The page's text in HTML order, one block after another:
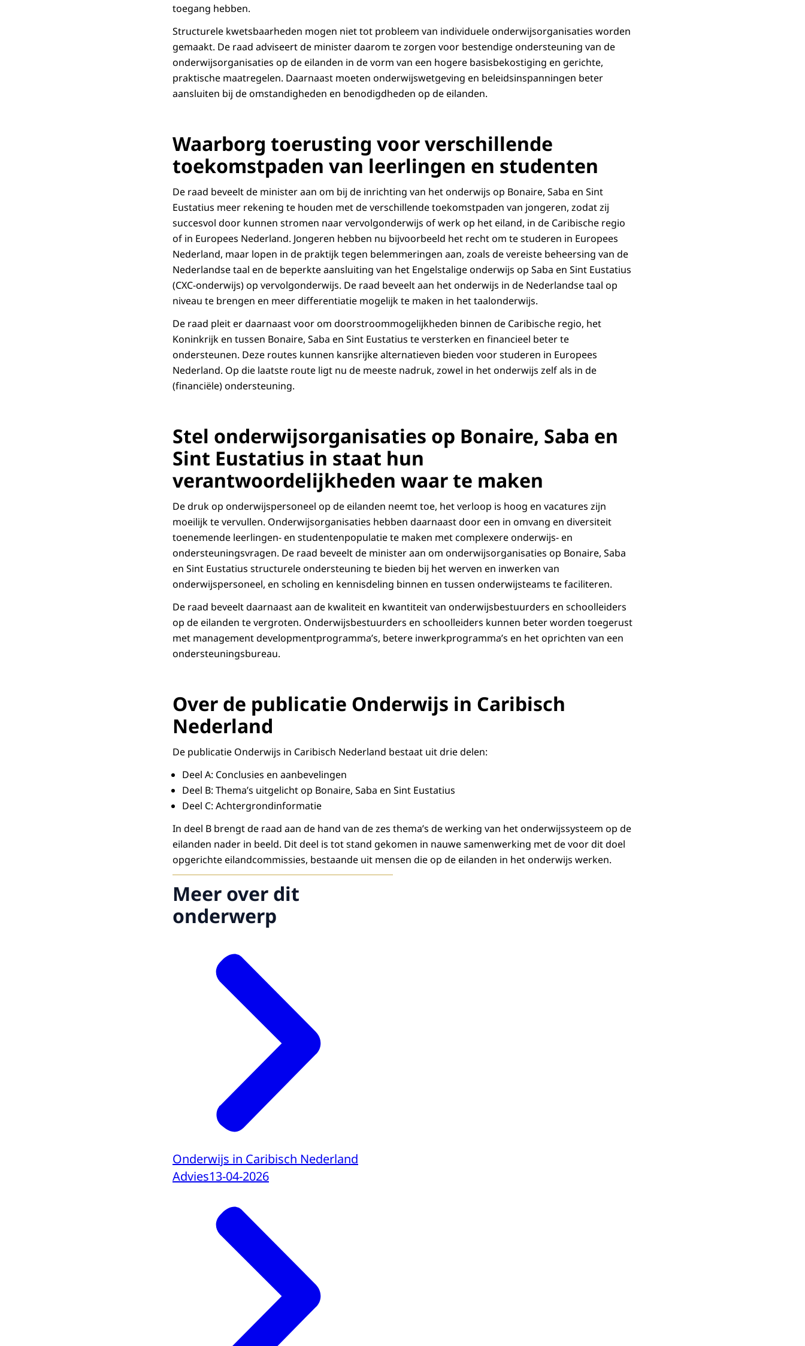
toegang hebben.
Structurele kwetsbaarheden mogen niet tot probleem van individuele onderwijsorganisaties worden
gemaakt. De raad adviseert de minister daarom te zorgen voor bestendige ondersteuning van de
onderwijsorganisaties op de eilanden in de vorm van een hogere basisbekostiging en gerichte,
praktische maatregelen. Daarnaast moeten onderwijswetgeving en beleidsinspanningen beter
aansluiten bij de omstandigheden en benodigdheden op de eilanden.
Waarborg toerusting voor verschillende
toekomstpaden van leerlingen en studenten
De raad beveelt de minister aan om bij de inrichting van het onderwijs op Bonaire, Saba en Sint
Eustatius meer rekening te houden met de verschillende toekomstpaden van jongeren, zodat zij
succesvol door kunnen stromen naar vervolgonderwijs of werk op het eiland, in de Caribische regio
of in Europees Nederland. Jongeren hebben nu bijvoorbeeld het recht om te studeren in Europees
Nederland, maar lopen in de praktijk tegen belemmeringen aan, zoals de vereiste beheersing van de
Nederlandse taal en de beperkte aansluiting van het Engelstalige onderwijs op Saba en Sint Eustatius
(CXC-onderwijs) op vervolgonderwijs. De raad beveelt aan het onderwijs in de Nederlandse taal op
niveau te brengen en meer differentiatie mogelijk te maken in het taalonderwijs.
De raad pleit er daarnaast voor om doorstroommogelijkheden binnen de Caribische regio, het
Koninkrijk en tussen Bonaire, Saba en Sint Eustatius te versterken en financieel beter te
ondersteunen. Deze routes kunnen kansrijke alternatieven bieden voor studeren in Europees
Nederland. Op die laatste route ligt nu de meeste nadruk, zowel in het onderwijs zelf als in de
(financiële) ondersteuning.
Stel onderwijsorganisaties op Bonaire, Saba en
Sint Eustatius in staat hun
verantwoordelijkheden waar te maken
De druk op onderwijspersoneel op de eilanden neemt toe, het verloop is hoog en vacatures zijn
moeilijk te vervullen. Onderwijsorganisaties hebben daarnaast door een in omvang en diversiteit
toenemende leerlingen- en studentenpopulatie te maken met complexere onderwijs- en
ondersteuningsvragen. De raad beveelt de minister aan om onderwijsorganisaties op Bonaire, Saba
en Sint Eustatius structurele ondersteuning te bieden bij het werven en inwerken van
onderwijspersoneel, en scholing en kennisdeling binnen en tussen onderwijsteams te faciliteren.
De raad beveelt daarnaast aan de kwaliteit en kwantiteit van onderwijsbestuurders en schoolleiders
op de eilanden te vergroten. Onderwijsbestuurders en schoolleiders kunnen beter worden toegerust
met management developmentprogramma’s, betere inwerkprogramma’s en het oprichten van een
ondersteuningsbureau.
Over de publicatie Onderwijs in Caribisch
Nederland
De publicatie Onderwijs in Caribisch Nederland bestaat uit drie delen:
Deel A: Conclusies en aanbevelingen
Deel B: Thema’s uitgelicht op Bonaire, Saba en Sint Eustatius
Deel C: Achtergrondinformatie
In deel B brengt de raad aan de hand van de zes thema’s de werking van het onderwijssysteem op de
eilanden nader in beeld. Dit deel is tot stand gekomen in nauwe samenwerking met de voor dit doel
opgerichte eilandcommissies, bestaande uit mensen die op de eilanden in het onderwijs werken.
Meer over dit
onderwerp
Onderwijs in Caribisch Nederland
Advies13-04-2026